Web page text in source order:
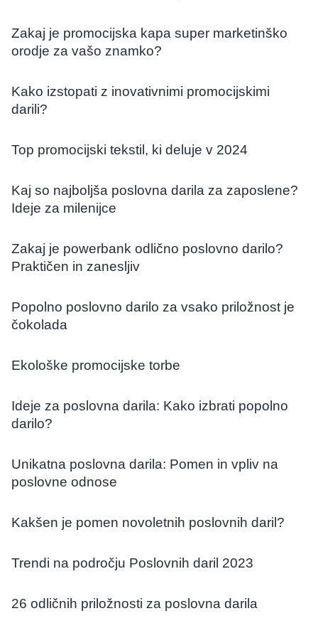
Zakaj je promocijska kapa super marketinško
orodje za vašo znamko?
Kako izstopati z inovativnimi promocijskimi
darili?
Top promocijski tekstil, ki deluje v 2024
Kaj so najboljša poslovna darila za zaposlene?
Ideje za milenijce
Zakaj je powerbank odlično poslovno darilo?
Praktičen in zanesljiv
Popolno poslovno darilo za vsako priložnost je
čokolada
Ekološke promocijske torbe
Ideje za poslovna darila: Kako izbrati popolno
darilo?
Unikatna poslovna darila: Pomen in vpliv na
poslovne odnose
Kakšen je pomen novoletnih poslovnih daril?
Trendi na področju Poslovnih daril 2023
26 odličnih priložnosti za poslovna darila